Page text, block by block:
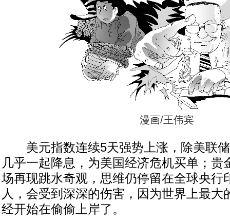
漫画/王伟宾
美元指数连续5天强势上涨，除美联储
几乎一起降息，为美国经济危机买单；贵
场再现跳水奇观，思维仍停留在全球央行
人，会受到深深的伤害，因为世界上最大
经开始在偷偷上岸了。